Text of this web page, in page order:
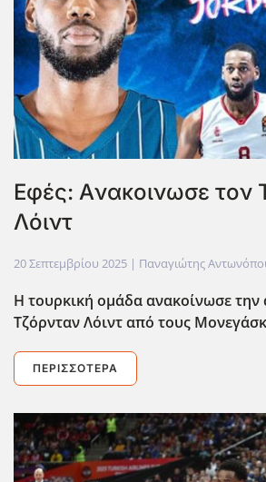
Εφές: Aνακοινωσε τον
Λόιντ
20 Σεπτεμβρίου 2025 | Παναγιώτης
Η τουρκική ομάδα ανακοίνωσε
Τζόρνταν Λόιντ από τους
ΠΕΡΙΣΣΌΤΕΡΑ